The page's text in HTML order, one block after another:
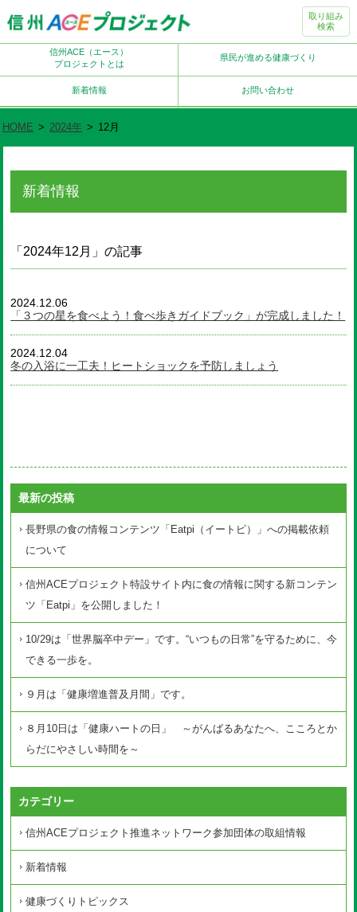
取り組み
検索
信州ACE（エース）
プロジェクトとは
県民が進める健康づくり
新着情報 お問い合わせ
HOME > 2024年 > 12月
新着情報
「2024年12月」の記事
2024.12.06
「３つの星を食べよう！食べ歩きガイドブック」が完成しました！
2024.12.04
冬の入浴に一工夫！ヒートショックを予防しましょう
最新の投稿
長野県の食の情報コンテンツ「Eatpi（イートピ）」への掲載依頼
について
信州ACEプロジェクト特設サイト内に食の情報に関する新コンテン
ツ「Eatpi」を公開しました！
10/29は「世界脳卒中デー」です。“いつもの日常”を守るために、今
できる一歩を。
９月は「健康増進普及月間」です。
８月10日は「健康ハートの日」 ～がんばるあなたへ、こころとか
らだにやさしい時間を～
カテゴリー
信州ACEプロジェクト推進ネットワーク参加団体の取組情報
新着情報
健康づくりトピックス